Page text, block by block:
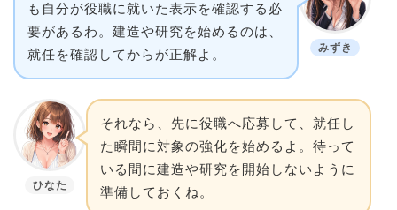
みずき
も自分が役職に就いた表示を確認する必
要があるわ。建造や研究を始めるのは、
就任を確認してからが正解よ。
ひなた
それなら、先に役職へ応募して、就任し
た瞬間に対象の強化を始めるよ。待って
いる間に建造や研究を開始しないように
準備しておくね。